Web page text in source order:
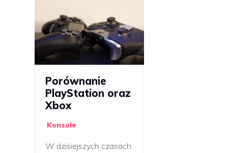
Porównanie
PlayStation oraz
Xbox
Konsole
W dzisiejszych czasach